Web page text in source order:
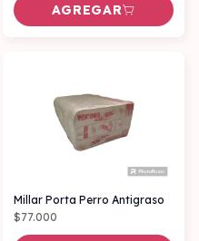
AGREGAR
Millar Porta Perro Antigraso
$77.000